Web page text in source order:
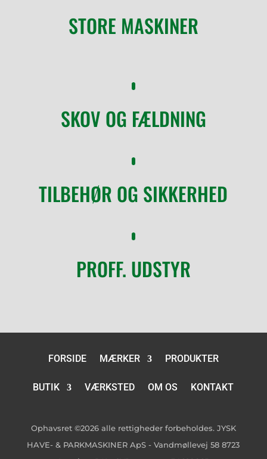
STORE MASKINER
SKOV OG FÆLDNING
TILBEHØR OG SIKKERHED
PROFF. UDSTYR
FORSIDE MÆRKER PRODUKTER
BUTIK VÆRKSTED OM OS KONTAKT
Ophavsret ©2026 alle rettigheder forbeholdes. JYSK
HAVE- & PARKMASKINER ApS - Vandmøllevej 58 8723